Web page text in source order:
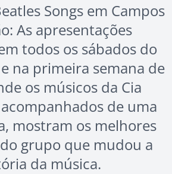
Songs em Campos
As apresentações
todos os sábados do
na primeira semana de
os músicos da Cia
de uma
mostram os melhores
grupo que mudou a
da música.